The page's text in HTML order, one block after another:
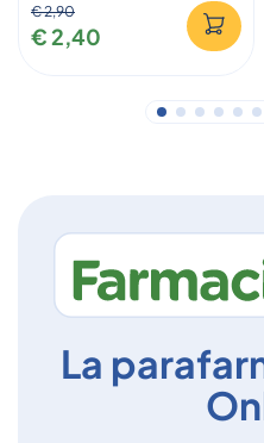
€ 2,90
€ 2,40
La